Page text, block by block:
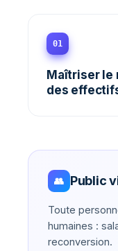
01
Maîtriser
des
👥 Public
Toute
humaines :
reconversion.